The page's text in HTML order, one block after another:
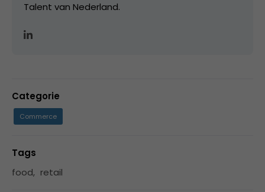
Talent van Nederland.
Categorie
Commerce
Tags
food, retail